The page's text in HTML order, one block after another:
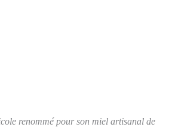
renommé pour son miel artisanal de